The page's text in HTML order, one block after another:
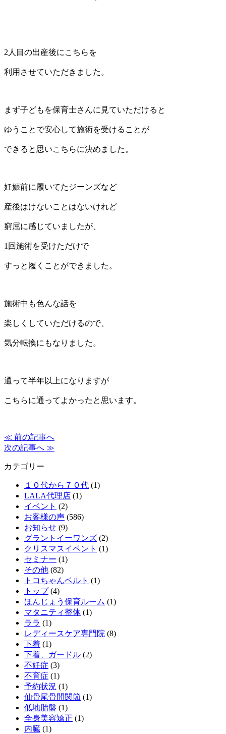
2人目の出産後にこちらを
利用させていただきました。
まず子どもを保育士さんに見ていただけると
ゆうことで安心して施術を受けることが
できると思いこちらに決めました。
妊娠前に履いてたジーンズなど
産後はけないことはないけれど
窮屈に感じていましたが、
1回施術を受けただけで
すっと履くことができました。
施術中も色んな話を
楽しくしていただけるので、
気分転換にもなりました。
通って半年以上になりますが
こちらに通ってよかったと思います。
≪ 前の記事へ
次の記事へ ≫
カテゴリー
１０代から７０代 (1)
LALA代理店 (1)
イベント (2)
お客様の声 (586)
お知らせ (9)
グラントイーワンズ (2)
クリスマスイベント (1)
セミナー (1)
その他 (82)
トコちゃんベルト (1)
トップ(4)
ほんじょう保育ルーム (1)
マタニティ整体 (1)
ララ (1)
レディースケア専門院 (8)
下着 (1)
下着、ガードル (2)
不妊症 (3)
不育症 (1)
予約状況 (1)
仙骨尾骨間関節 (1)
低地胎盤 (1)
全身美容矯正 (1)
内臓 (1)